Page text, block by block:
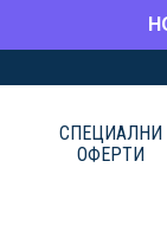
СПЕЦИАЛНИ
ОФЕРТИ